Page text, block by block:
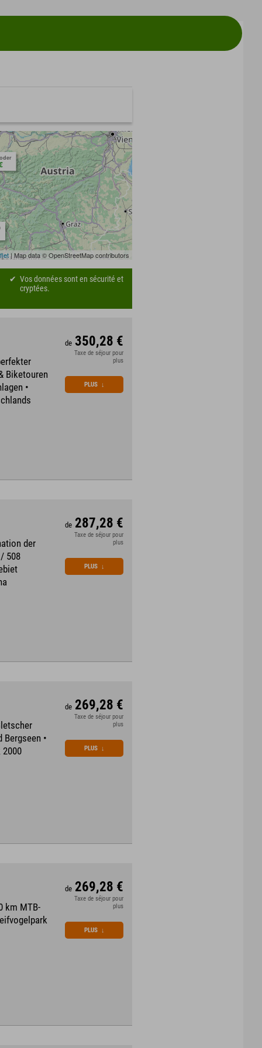
| Map data © OpenStreetMap contributors
Vos données sont en sécurité et
cryptées.
Biketouren
•
de 350,28 €
Taxe de séjour pour
plus
PLUS ↓
der
508
de 287,28 €
Taxe de séjour pour
plus
PLUS ↓
Bergseen •
2000
de 269,28 €
Taxe de séjour pour
plus
PLUS ↓
km MTB-
de 269,28 €
Taxe de séjour pour
plus
PLUS ↓